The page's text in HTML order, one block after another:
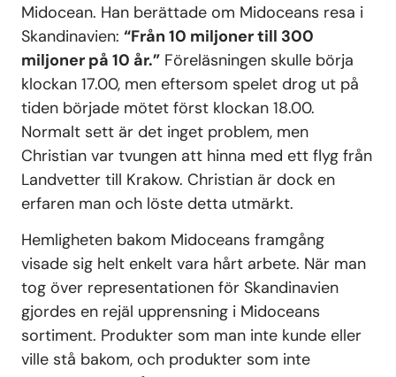
Midocean. Han berättade om Midoceans resa i
Skandinavien: “Från 10 miljoner till 300
miljoner på 10 år.” Föreläsningen skulle börja
klockan 17.00, men eftersom spelet drog ut på
tiden började mötet först klockan 18.00.
Normalt sett är det inget problem, men
Christian var tvungen att hinna med ett flyg från
Landvetter till Krakow. Christian är dock en
erfaren man och löste detta utmärkt.
Hemligheten bakom Midoceans framgång
visade sig helt enkelt vara hårt arbete. När man
tog över representationen för Skandinavien
gjordes en rejäl upprensning i Midoceans
sortiment. Produkter som man inte kunde eller
ville stå bakom, och produkter som inte